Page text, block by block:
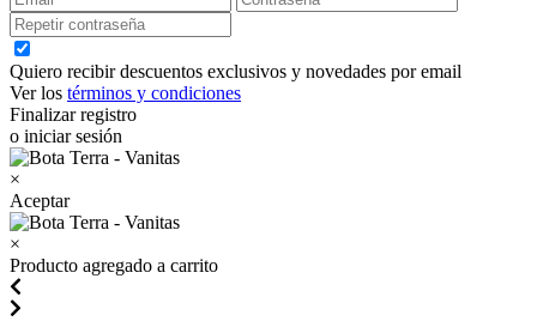
Quiero recibir descuentos exclusivos y novedades por email
Ver los términos y condiciones
Finalizar registro
o iniciar sesión
×
Aceptar
×
Producto agregado a carrito